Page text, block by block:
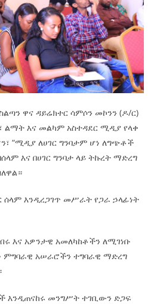
ዋና ዳይሬክተር ሳምሶን መኮንን (ዶ/ር)
ልማት እና መልካም አስተዳደር ሚዲያ የላቀ
“ሚዲያ ለሀገር ግንባታም ሆነ ለግጭቶች
እና በሀገር ግንባታ ላይ ትኩረት ማድረግ
ሰላም እንዲረጋገጥ መሥራት የጋራ ኃላፊነት
እና አዎንታዊ አመለካከቶችን ለሚገነቡ
ምግባራዊ አሠራሮችን ተግባራዊ ማድረግ
እንዲጠናከሩ መንግሥት ተገቢውን ድጋፍ